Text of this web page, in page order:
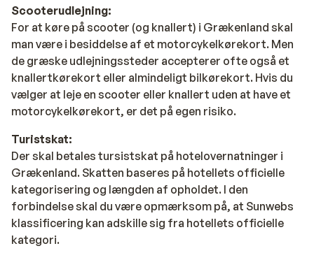
Scooterudlejning:
For at køre på scooter (og knallert) i Grækenland skal
man være i besiddelse af et motorcykelkørekort. Men
de græske udlejningssteder accepterer ofte også et
knallertkørekort eller almindeligt bilkørekort. Hvis du
vælger at leje en scooter eller knallert uden at have et
motorcykelkørekort, er det på egen risiko.
Turistskat:
Der skal betales tursistskat på hotelovernatninger i
Grækenland. Skatten baseres på hotellets officielle
kategorisering og længden af opholdet. I den
forbindelse skal du være opmærksom på, at Sunwebs
klassificering kan adskille sig fra hotellets officielle
kategori.